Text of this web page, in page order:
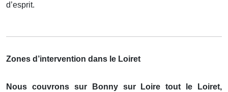
d’esprit.
Zones d’intervention dans le Loiret
Nous couvrons sur Bonny sur Loire tout le Loiret,